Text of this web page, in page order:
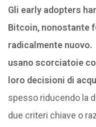
Gli early adopters
Bitcoin, nonostante
radicalmente nuovo.
usano scorciatoie
loro decisioni di
spesso riducendo la
due criteri chiave o